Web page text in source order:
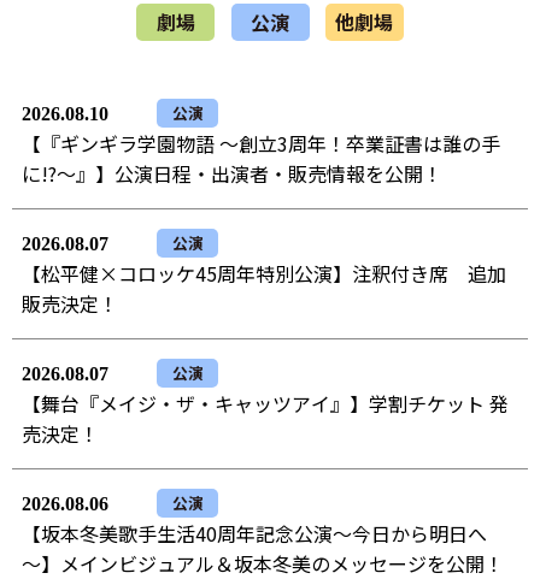
劇場 公演 他劇場
2026.08.10 公演
【『ギンギラ学園物語 ～創立3周年！卒業証書は誰の手
に!?～』】公演日程・出演者・販売情報を公開！
2026.08.07 公演
【松平健×コロッケ45周年特別公演】注釈付き席 追加
販売決定！
2026.08.07 公演
【舞台『メイジ・ザ・キャッツアイ』】学割チケット 発
売決定！
2026.08.06 公演
【坂本冬美歌手生活40周年記念公演～今日から明日へ
～】メインビジュアル＆坂本冬美のメッセージを公開！